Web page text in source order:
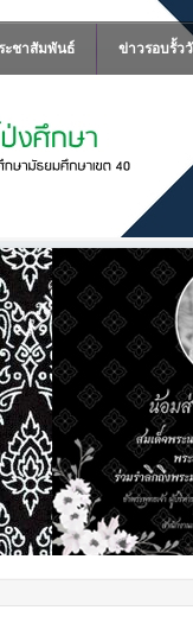
ะชาสัมพันธ์ ข่าวรอบรั้ว